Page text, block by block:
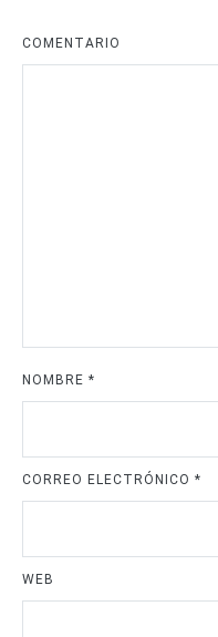
COMENTARIO
NOMBRE *
CORREO ELECTRÓNICO *
WEB